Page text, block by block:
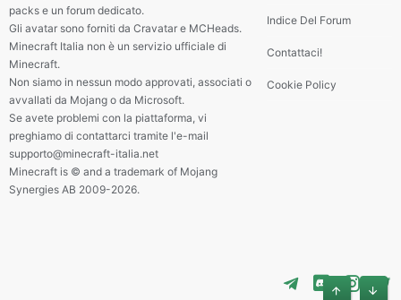
packs e un forum dedicato.
Gli avatar sono forniti da Cravatar e MCHeads.
Minecraft Italia non è un servizio ufficiale di
Minecraft.
Non siamo in nessun modo approvati, associati o
avvallati da Mojang o da Microsoft.
Se avete problemi con la piattaforma, vi
preghiamo di contattarci tramite l'e-mail
supporto@minecraft-italia.net
Minecraft is © and a trademark of Mojang
Synergies AB 2009-2026.
Indice Del Forum
Contattaci!
Cookie Policy